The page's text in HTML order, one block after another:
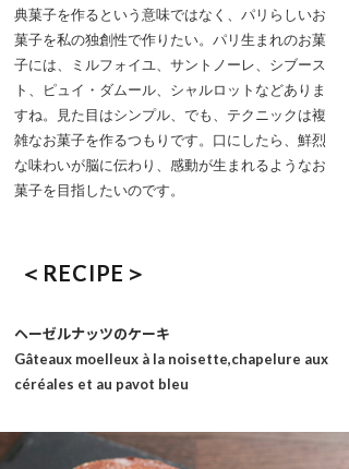
典菓子を作るという意味ではなく、パリらしいお
菓子を私の独創性で作りたい。パリ生まれのお菓
子には、ミルフォイユ、サントノーレ、シブース
ト、ピュイ・ダムール、シャルロットなどありま
すね。見た目はシンプル、でも、テクニックは複
雑なお菓子を作るつもりです。口にしたら、鮮烈
な味わいが脳に伝わり、感動が生まれるようなお
菓子を目指したいのです。
＜RECIPE＞
ヘーゼルナッツのケーキ
Gâteaux moelleux à la noisette,chapelure aux
céréales et au pavot bleu